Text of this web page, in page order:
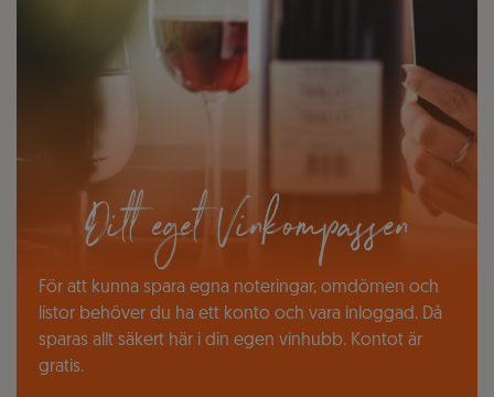
Ditt eget Vinkompassen
För att kunna spara egna noteringar, omdömen och
listor behöver du ha ett konto och vara inloggad. Då
sparas allt säkert här i din egen vinhubb. Kontot är
gratis.